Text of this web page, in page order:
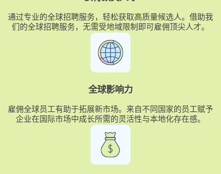
通过专业的全球招聘服务，轻松获取高质量候选人。借助我
们的全球招聘服务，无需受地域限制即可雇佣顶尖人才。
全球影响力
雇佣全球员工有助于拓展新市场。来自不同国家的员工赋予
企业在国际市场中成长所需的灵活性与本地化存在感。